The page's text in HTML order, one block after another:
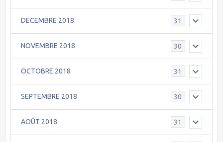
DECEMBRE 2018 31
NOVEMBRE 2018 30
OCTOBRE 2018 31
SEPTEMBRE 2018 30
AOÛT 2018 31